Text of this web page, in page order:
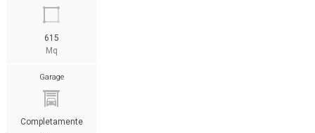
615
Mq
Garage
Completamente